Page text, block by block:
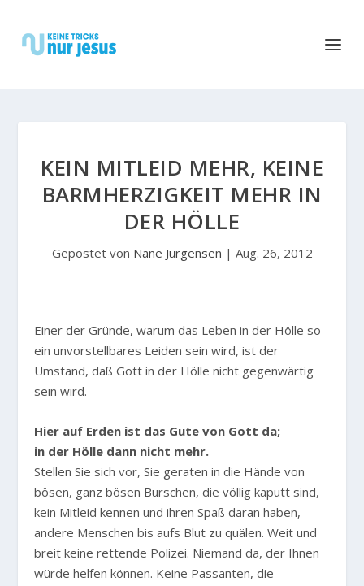
KEIN MITLEID MEHR, KEINE
BARMHERZIGKEIT MEHR IN
DER HÖLLE
Gepostet von Nane Jürgensen | Aug. 26, 2012
Einer der Gründe, warum das Leben in der Hölle so
ein unvorstellbares Leiden sein wird, ist der
Umstand, daß Gott in der Hölle nicht gegenwärtig
sein wird.
Hier auf Erden ist das Gute von Gott da;
in der Hölle dann nicht mehr.
Stellen Sie sich vor, Sie geraten in die Hände von
bösen, ganz bösen Burschen, die völlig kaputt sind,
kein Mitleid kennen und ihren Spaß daran haben,
andere Menschen bis aufs Blut zu quälen. Weit und
breit keine rettende Polizei. Niemand da, der Ihnen
würde helfen können. Keine Passanten, die